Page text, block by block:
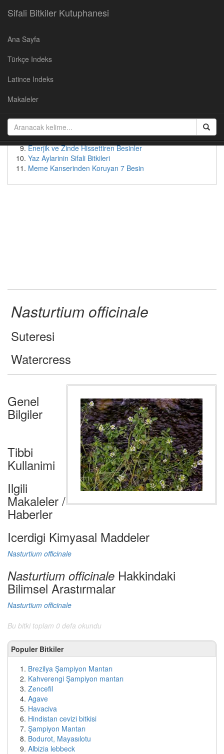
Sifali Bitkiler Kutuphanesi
Ana Sayfa
Türkçe Indeks
Latince Indeks
Makaleler
Cevizin Faydalari
Yaban Mersininin Faydaları
Patates suyunun faydaları
Bebeksi Bir Yüz İçin Doğal Çözümler
Tok Tutan Besinler
Enerjik ve Zinde Hissettiren Besinler
Yaz Aylarinin Sifali Bitkileri
Meme Kanserinden Koruyan 7 Besin
Nasturtium officinale
Suteresi
Watercress
Genel
Bilgiler
Tibbi
Kullanimi
Ilgili
Makaleler /
Haberler
Icerdigi Kimyasal Maddeler
Nasturtium officinale
Nasturtium officinale Hakkindaki
Bilimsel Arastırmalar
Nasturtium officinale
Bu bitki toplam 0 defa okundu
Populer Bitkiler
Brezilya Şampiyon Mantarı
Kahverengi Şampiyon mantarı
Zencefil
Agave
Havaciva
Hindistan cevizi bitkisi
Şampiyon Mantarı
Bodurot, Mayasılotu
Albizia lebbeck